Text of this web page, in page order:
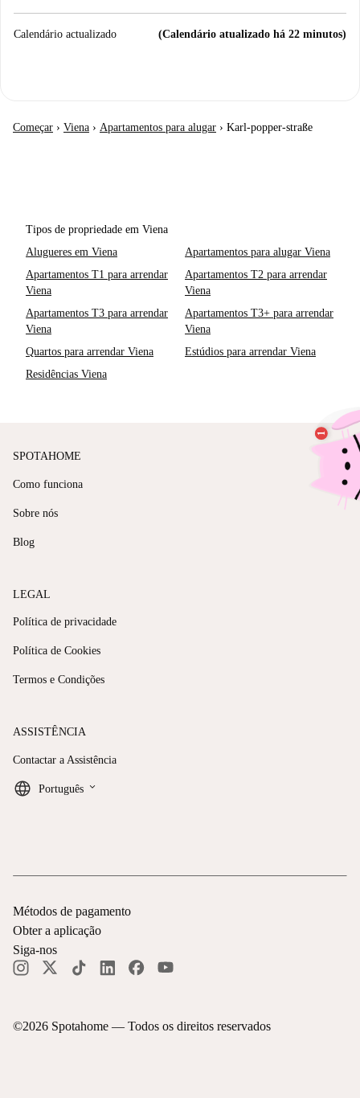
Calendário actualizado (Calendário atualizado há 22 minutos)
Começar › Viena › Apartamentos para alugar › Karl-popper-straße
Tipos de propriedade em Viena
Alugueres em Viena
Apartamentos para alugar Viena
Apartamentos T1 para arrendar
Viena
Apartamentos T2 para arrendar
Viena
Apartamentos T3 para arrendar
Viena
Apartamentos T3+ para arrendar
Viena
Quartos para arrendar Viena
Estúdios para arrendar Viena
Residências Viena
SPOTAHOME
Como funciona
Sobre nós
Blog
LEGAL
Política de privacidade
Política de Cookies
Termos e Condições
ASSISTÊNCIA
Contactar a Assistência
Português keyboard_arrow_down
©2026 Spotahome — Todos os direitos reservados
Métodos de pagamento
Obter a aplicação
Siga-nos